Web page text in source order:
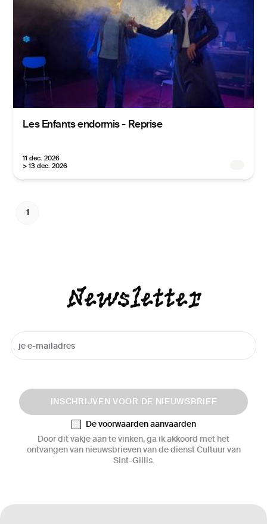
Les Enfants endormis - Reprise
11 dec. 2026
> 13 dec. 2026
1
Newsletter
INSCHRIJVEN VOOR DE NIEUWSBRIEF
De voorwaarden aanvaarden
Door dit vakje aan te vinken, ga ik akkoord met het
ontvangen van nieuwsbrieven van de dienst Cultuur van
Sint-Gillis.